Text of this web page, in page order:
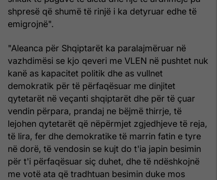
shpresë që shumë të rinjë i ka detyruar edhe të
emigrojnë".
"Aleanca për Shqiptarët ka paralajmëruar në
vazhdimësi se kjo qeveri me VLEN në pushtet nuk
kanë as kapacitet politik dhe as vullnet
demokratik për të përfaqësuar me dinjitet
qytetarët në veçanti shqiptarët dhe për të çuar
vendin përpara, prandaj ne bëjmë thirrje, të
lejohen qytetarët që nëpërmjet zgjedhjeve të reja,
të lira, fer dhe demokratike të marrin fatin e tyre
në dorë, të vendosin se kujt do t'ia japin besimin
për t'i përfaqësuar siç duhet, dhe të ndëshkojnë
me votë ata që tradhtuan besimin duke mos